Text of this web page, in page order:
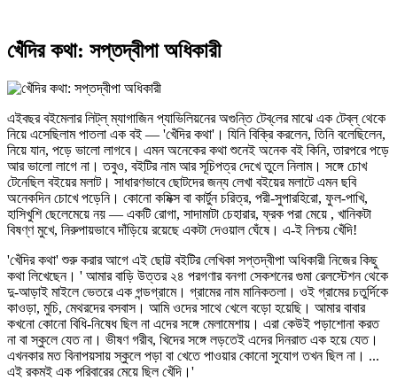
খেঁদির কথা: সপ্তদ্বীপা অধিকারী
এইবছর বইমেলার লিট্‌ল্‌ ম্যাগাজিন প্যাভিলিয়নের অগুন্তি টেব্‌লের মাঝে এক টেব্‌ল্‌ থেকে
নিয়ে এসেছিলাম পাতলা এক বই — 'খেঁদির কথা'। যিনি বিক্রি করলেন, তিনি বলেছিলেন,
নিয়ে যান, পড়ে ভালো লাগবে। এমন অনেকের কথা শুনেই অনেক বই কিনি, তারপরে পড়ে
আর ভালো লাগে না। তবুও, বইটির নাম আর সূচিপত্র দেখে তুলে নিলাম। সঙ্গে চোখ
টেনেছিল বইয়ের মলাট। সাধারণভাবে ছোটদের জন্য লেখা বইয়ের মলাটে এমন ছবি
অনেকদিন চোখে পড়েনি। কোনো কমিক্স বা কার্টুন চরিত্র, পরী-সুপারহিরো, ফুল-পাখি,
হাসিখুশি ছেলেমেয়ে নয় — একটি রোগা, সাদামাটা চেহারার, ফ্রক পরা মেয়ে , খানিকটা
বিষণ্ণ মুখে, নিরুপায়ভাবে দাঁড়িয়ে রয়েছে একটা দেওয়াল ঘেঁষে। এ-ই নিশ্চয় খেঁদি!
'খেঁদির কথা' শুরু করার আগে এই ছোট্ট বইটির লেখিকা সপ্তদ্বীপা অধিকারী নিজের কিছু
কথা লিখেছেন। ' আমার বাড়ি উত্তর ২৪ পরগণার বনগা সেকশনের গুমা রেলস্টেশন থেকে
দু-আড়াই মাইলে ভেতরে এক গন্ডগ্রামে। গ্রামের নাম মানিকতলা। ওই গ্রামের চতুর্দিকে
কাওড়া, মুচি, মেথরদের বসবাস। আমি ওদের সাথে খেলে বড়ো হয়েছি। আমার বাবার
কখনো কোনো বিধি-নিষেধ ছিল না এদের সঙ্গে মেলামেশায়। এরা কেউই পড়াশোনা করত
না বা স্কুলে যেত না। ভীষণ গরীব, খিদের সঙ্গে লড়তেই এদের দিনরাত এক হয়ে যেত।
এখনকার মত বিনাপয়সায় স্কুলে পড়া বা খেতে পাওয়ার কোনো সুযোগ তখন ছিল না। ...
এই রকমই এক পরিবারের মেয়ে ছিল খেঁদি।'